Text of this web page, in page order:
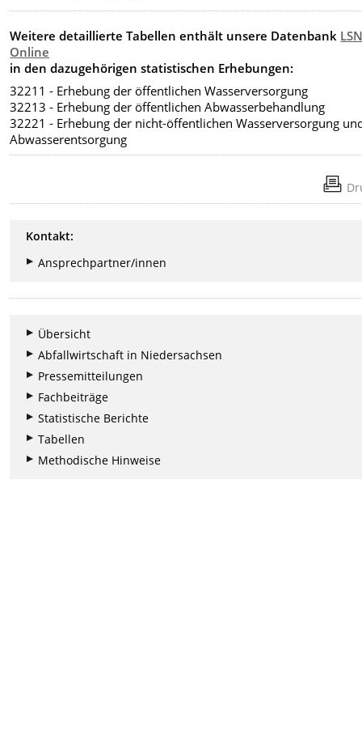
Weitere detaillierte Tabellen enthält unsere Datenbank
Online
in den dazugehörigen statistischen Erhebungen:
32211 - Erhebung der öffentlichen Wasserversorgung
32213 - Erhebung der öffentlichen Abwasserbehandlung
32221 - Erhebung der nicht-öffentlichen Wasserversorgung
Abwasserentsorgung
Kontakt:
Ansprechpartner/innen
Übersicht
Abfallwirtschaft in Niedersachsen
Pressemitteilungen
Fachbeiträge
Statistische Berichte
Tabellen
Methodische Hinweise